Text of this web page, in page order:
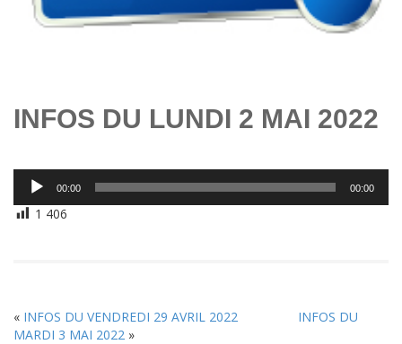
INFOS DU LUNDI 2 MAI 2022
Lecteur
audio
00:00 00:00
1 406
« INFOS DU VENDREDI 29 AVRIL 2022
INFOS DU
MARDI 3 MAI 2022 »